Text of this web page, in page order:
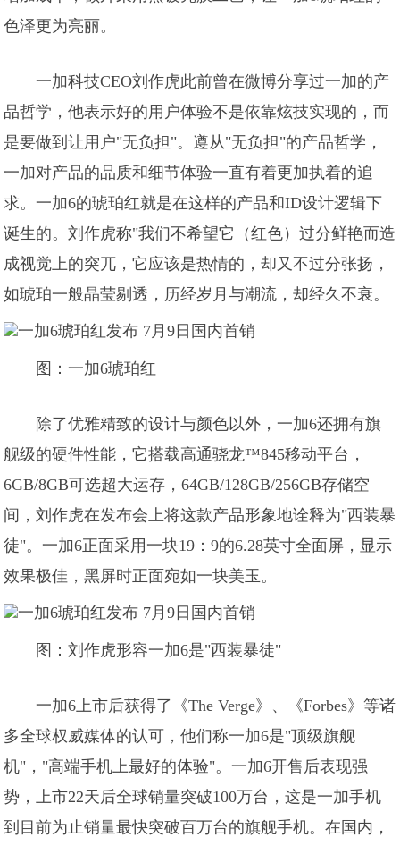
色泽更为亮丽。
一加科技CEO刘作虎此前曾在微博分享过一加的产
品哲学，他表示好的用户体验不是依靠炫技实现的，而
是要做到让用户"无负担"。遵从"无负担"的产品哲学，
一加对产品的品质和细节体验一直有着更加执着的追
求。一加6的琥珀红就是在这样的产品和ID设计逻辑下
诞生的。刘作虎称"我们不希望它（红色）过分鲜艳而造
成视觉上的突兀，它应该是热情的，却又不过分张扬，
如琥珀一般晶莹剔透，历经岁月与潮流，却经久不衰。
图：一加6琥珀红
除了优雅精致的设计与颜色以外，一加6还拥有旗
舰级的硬件性能，它搭载高通骁龙™845移动平台，
6GB/8GB可选超大运存，64GB/128GB/256GB存储空
间，刘作虎在发布会上将这款产品形象地诠释为"西装暴
徒"。一加6正面采用一块19：9的6.28英寸全面屏，显示
效果极佳，黑屏时正面宛如一块美玉。
图：刘作虎形容一加6是"西装暴徒"
一加6上市后获得了《The Verge》、《Forbes》等诸
多全球权威媒体的认可，他们称一加6是"顶级旗舰
机"，"高端手机上最好的体验"。一加6开售后表现强
势，上市22天后全球销量突破100万台，这是一加手机
到目前为止销量最快突破百万台的旗舰手机。在国内，